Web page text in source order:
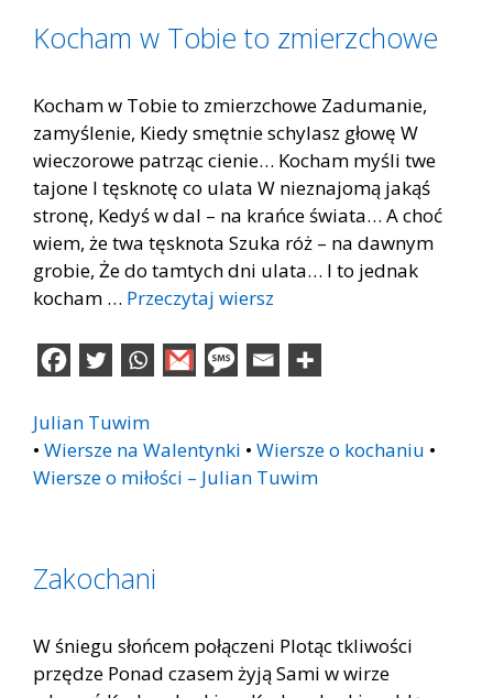
Kocham w Tobie to zmierzchowe
Kocham w Tobie to zmierzchowe Zadumanie,
zamyślenie, Kiedy smętnie schylasz głowę W
wieczorowe patrząc cienie… Kocham myśli twe
tajone I tęsknotę co ulata W nieznajomą jakąś
stronę, Kedyś w dal – na krańce świata… A choć
wiem, że twa tęsknota Szuka róż – na dawnym
grobie, Że do tamtych dni ulata… I to jednak
kocham … Przeczytaj wiersz
Julian Tuwim
• Wiersze na Walentynki • Wiersze o kochaniu •
Wiersze o miłości – Julian Tuwim
Zakochani
W śniegu słońcem połączeni Plotąc tkliwości
przędze Ponad czasem żyją Sami w wirze